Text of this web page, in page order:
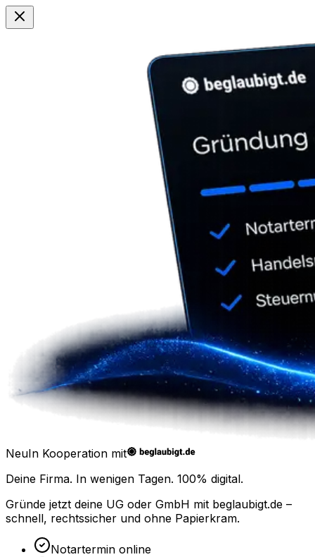
NeuIn Kooperation mit
Deine Firma. In wenigen Tagen. 100% digital.
Gründe jetzt deine UG oder GmbH mit beglaubigt.de –
schnell, rechtssicher und ohne Papierkram.
Notartermin online